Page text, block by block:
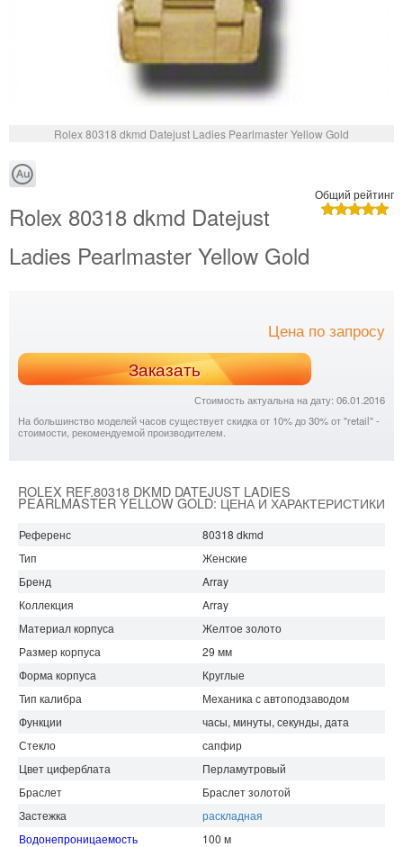
Rolex 80318 dkmd Datejust Ladies Pearlmaster Yellow Gold
Общий рейтинг
Rolex 80318 dkmd Datejust
Ladies Pearlmaster Yellow Gold
Цена по запросу
Заказать
Стоимость актуальна на дату: 06.01.2016
На большинство моделей часов существует скидка от 10% до 30% от "retail" -
стоимости, рекомендуемой производителем.
ROLEX REF.80318 DKMD DATEJUST LADIES
PEARLMASTER YELLOW GOLD: ЦЕНА И ХАРАКТЕРИСТИКИ
Референс
80318 dkmd
Тип
Женские
Бренд
Array
Коллекция
Array
Материал корпуса
Желтое золото
Размер корпуса
29 мм
Форма корпуса
Круглые
Тип калибра
Механика с автоподзаводом
Функции
часы, минуты, секунды, дата
Стекло
сапфир
Цвет циферблата
Перламутровый
Браслет
Браслет золотой
Застежка
раскладная
Водонепроницаемость
100 м